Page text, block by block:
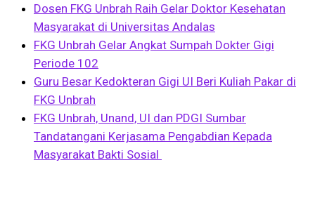
Dosen FKG Unbrah Raih Gelar Doktor Kesehatan
Masyarakat di Universitas Andalas
FKG Unbrah Gelar Angkat Sumpah Dokter Gigi
Periode 102
Guru Besar Kedokteran Gigi UI Beri Kuliah Pakar di
FKG Unbrah
FKG Unbrah, Unand, UI dan PDGI Sumbar
Tandatangani Kerjasama Pengabdian Kepada
Masyarakat Bakti Sosial